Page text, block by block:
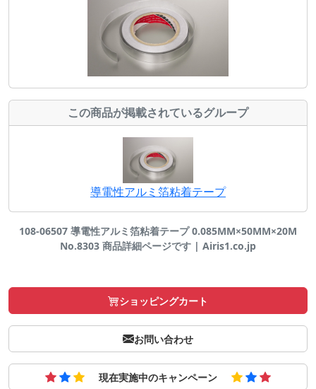
この商品が掲載されているグループ
導電性アルミ箔粘着テープ
108-06507 導電性アルミ箔粘着テープ 0.085MM×50MM×20M
No.8303 商品詳細ページです | Airis1.co.jp
ショッピングカート
お問い合わせ
現在実施中のキャンペーン